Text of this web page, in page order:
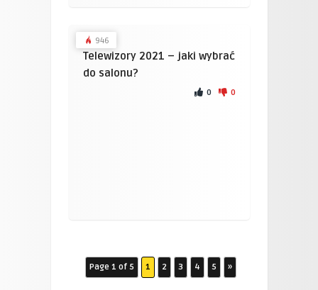
946
Telewizory 2021 – jaki wybrać
do salonu?
0 0
Page 1 of 5 1 2 3 4 5 »